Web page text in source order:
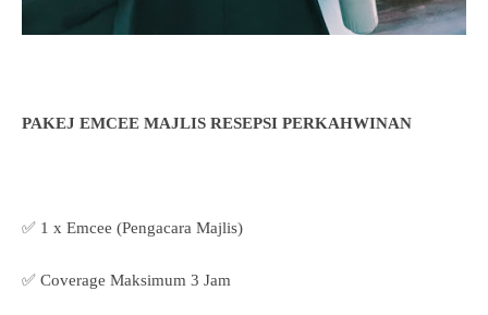
PAKEJ EMCEE MAJLIS RESEPSI PERKAHWINAN
✅ 1 x Emcee (Pengacara Majlis)
✅ Coverage Maksimum 3 Jam